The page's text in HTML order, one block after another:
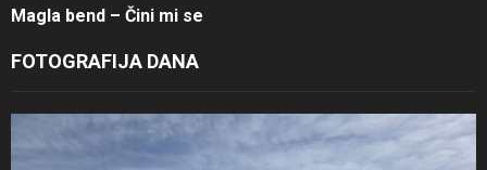
Magla bend – Čini mi se
FOTOGRAFIJA DANA